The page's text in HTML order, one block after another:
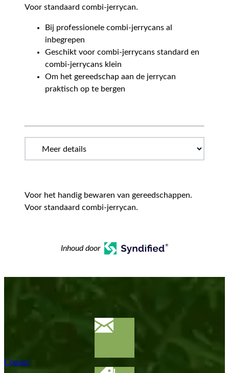
Voor standaard combi-jerrycan.
Bij professionele combi-jerrycans al
inbegrepen
Geschikt voor combi-jerrycans standard en
combi-jerrycans klein
Om het gereedschap aan de jerrycan
praktisch op te bergen
Voor het handig bewaren van gereedschappen.
Voor standaard combi-jerrycan.
Inhoud door
Contact